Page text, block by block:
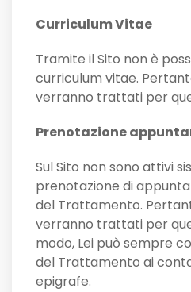
Curriculum Vitae
Tramite il Sito non è
curriculum vitae.
verranno trattati per
Prenotazione
Sul Sito non sono attivi
prenotazione di
del Trattamento.
verranno trattati per
modo, Lei può sempre
del Trattamento ai
epigrafe.